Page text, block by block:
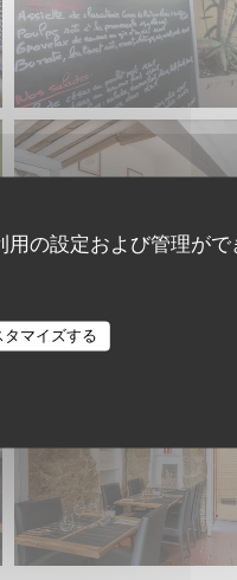
の設定および管理がで
タマイズする